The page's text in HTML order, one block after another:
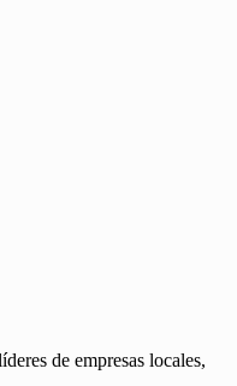
de empresas locales,